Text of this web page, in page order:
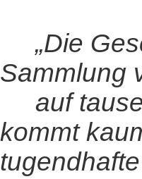
„Die
Sammlung
auf
kommt
tugendhafte